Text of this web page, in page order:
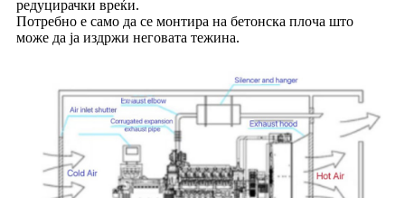
редуцирачки вреќи.
Потребно е само да се монтира на бетонска плоча што
може да ја издржи неговата тежина.